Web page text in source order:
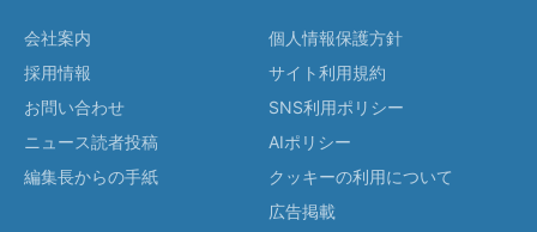
会社案内
採用情報
お問い合わせ
ニュース読者投稿
編集長からの手紙
個人情報保護方針
サイト利用規約
SNS利用ポリシー
AIポリシー
クッキーの利用について
広告掲載